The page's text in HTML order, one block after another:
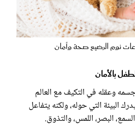
نوم الرضيع صحة وأمان
بالأمان
وعقله في التكيف مع العالم
البيئة التي حوله، ولكنه يتفاعل
البصر، اللمس، والتذوق.